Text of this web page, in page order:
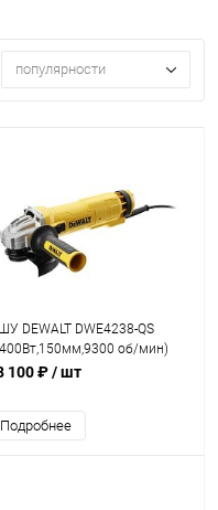
популярности
DEWALT DWE4238-QS
об/мин)
100 ₽/ шт
Подробнее